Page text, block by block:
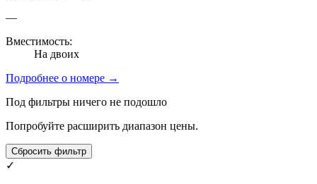
—
Вместимость:
На двоих
Подробнее о номере →
Под фильтры ничего не подошло
Попробуйте расширить диапазон цены.
Сбросить фильтр
✓